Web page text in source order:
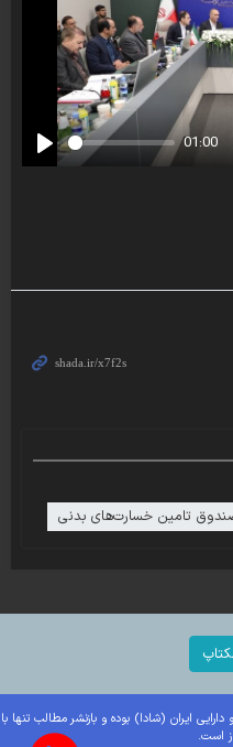
Play
01:00
تامین خسارت‌های بدنی
ایران (شادا) بوده و بازنشر مطالب تنها با
است.